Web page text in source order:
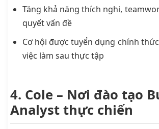
Tăng khả năng thích nghi,
quyết vấn đề
Cơ hội được tuyển dụng chính
việc làm sau thực tập
4. Cole – Nơi đào tạo
Analyst thực chiến